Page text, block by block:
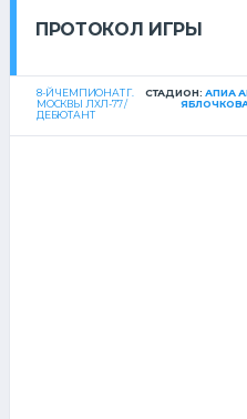
ПРОТОКОЛ ИГРЫ
8-Й ЧЕМПИОНАТ Г.
МОСКВЫ ЛХЛ-77 /
ДЕБЮТАНТ
СТАДИОН:АПИА